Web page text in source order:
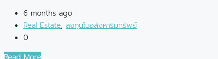
6 months ago
Real Estate, ลงทุนในอสังหาริมทรัพย์
0